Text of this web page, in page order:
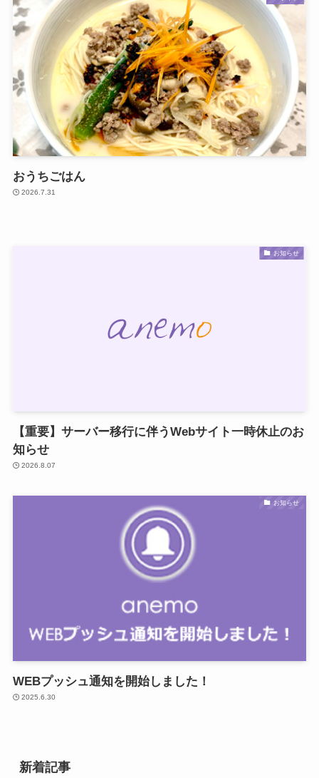
おうちごはん
2026.7.31
お知らせ
【重要】サーバー移行に伴うWebサイト一時休止のお
知らせ
2026.8.07
お知らせ
WEBプッシュ通知を開始しました！
2025.6.30
新着記事